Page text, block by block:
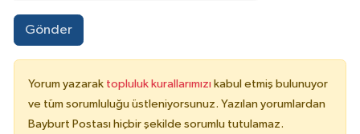
Gönder
Yorum yazarak topluluk kurallarımızı kabul etmiş bulunuyor
ve tüm sorumluluğu üstleniyorsunuz. Yazılan yorumlardan
Bayburt Postası hiçbir şekilde sorumlu tutulamaz.